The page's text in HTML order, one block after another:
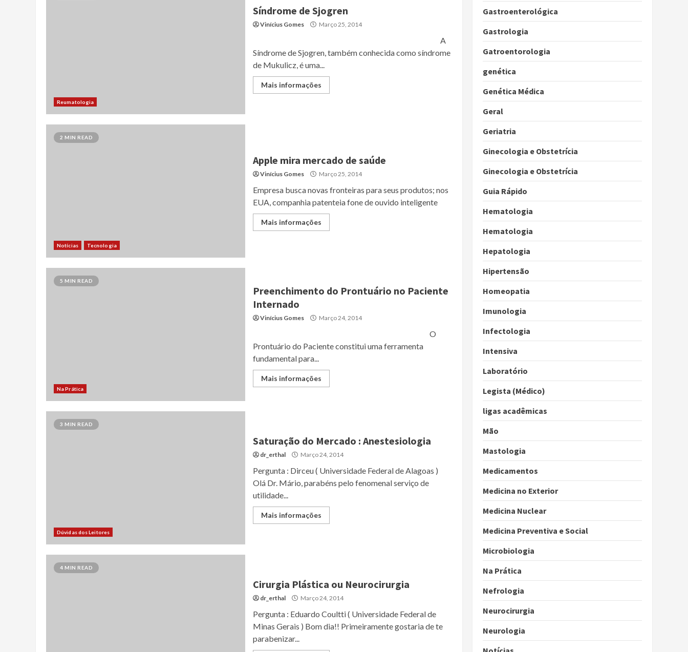
Reumatologia
Síndrome de Sjogren
Vinícius Gomes Março 25, 2014
A
Síndrome de Sjogren, também conhecida como síndrome
de Mukulicz, é uma...
Mais informações
2 MIN READ
Notícias Tecnologia
Apple mira mercado de saúde
Vinícius Gomes Março 25, 2014
Empresa busca novas fronteiras para seus produtos; nos
EUA, companhia patenteia fone de ouvido inteligente
Mais informações
5 MIN READ
Na Prática
Preenchimento do Prontuário no Paciente
Internado
Vinícius Gomes Março 24, 2014
O
Prontuário do Paciente constitui uma ferramenta
fundamental para...
Mais informações
3 MIN READ
Dúvidas dos Leitores
Saturação do Mercado : Anestesiologia
dr_erthal Março 24, 2014
Pergunta : Dirceu ( Universidade Federal de Alagoas )
Olá Dr. Mário, parabéns pelo fenomenal serviço de
utilidade...
Mais informações
4 MIN READ
Cirurgia Plástica ou Neurocirurgia
dr_erthal Março 24, 2014
Pergunta : Eduardo Coultti ( Universidade Federal de
Minas Gerais ) Bom dia!! Primeiramente gostaria de te
parabenizar...
Gastroenterológica
Gastrologia
Gatroentorologia
genética
Genética Médica
Geral
Geriatria
Ginecologia e Obstetrícia
Ginecologia e Obstetrícia
Guia Rápido
Hematologia
Hematologia
Hepatologia
Hipertensão
Homeopatia
Imunologia
Infectologia
Intensiva
Laboratório
Legista (Médico)
ligas acadêmicas
Mão
Mastologia
Medicamentos
Medicina no Exterior
Medicina Nuclear
Medicina Preventiva e Social
Microbiologia
Na Prática
Nefrologia
Neurocirurgia
Neurologia